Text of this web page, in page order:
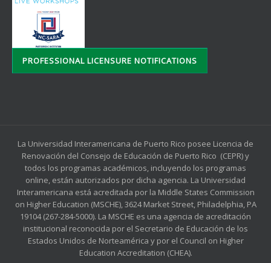
PROFESSIONAL LICENSURE NOTIFICATIONS
La Universidad Interamericana de Puerto Rico posee Licencia de
Renovación del Consejo de Educación de Puerto Rico (CEPR) y
todos los programas académicos, incluyendo los programas
online, están autorizados por dicha agencia. La Universidad
Interamericana está acreditada por la Middle States Commission
on Higher Education (MSCHE), 3624 Market Street, Philadelphia, PA
19104 (267-284-5000). La MSCHE es una agencia de acreditación
institucional reconocida por el Secretario de Educación de los
Estados Unidos de Norteamérica y por el Council on Higher
Education Accreditation (CHEA).